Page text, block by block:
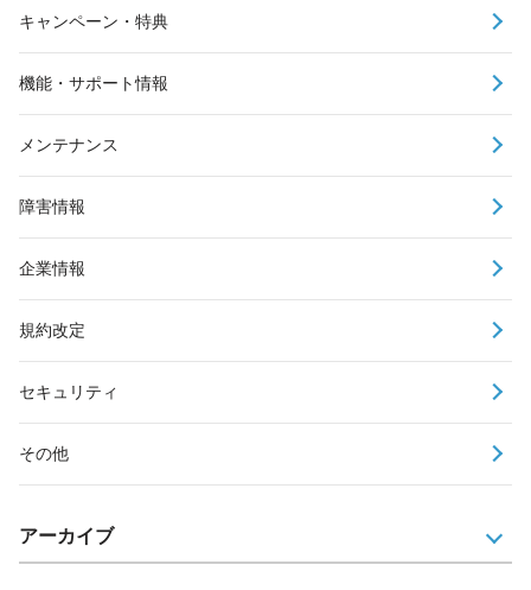
キャンペーン・特典
機能・サポート情報
メンテナンス
障害情報
企業情報
規約改定
セキュリティ
その他
アーカイブ